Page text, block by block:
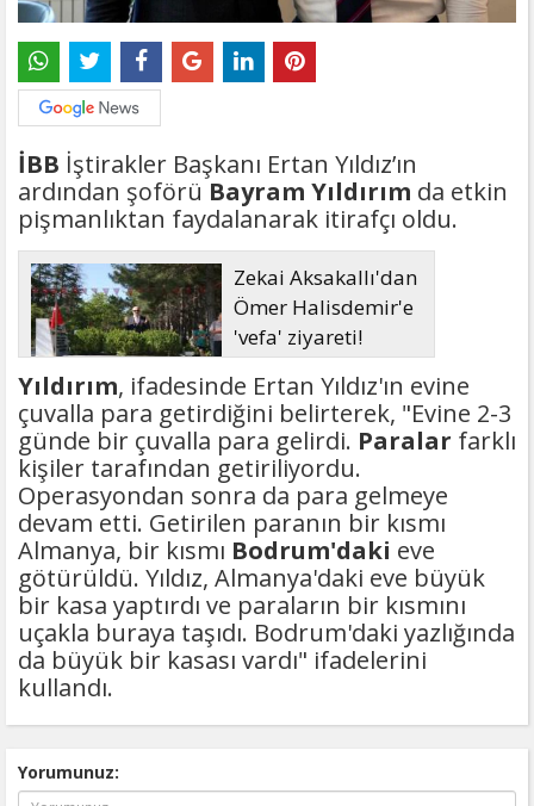
İBB İştirakler Başkanı Ertan Yıldız’ın
ardından şoförü Bayram Yıldırım da etkin
pişmanlıktan faydalanarak itirafçı oldu.
Zekai Aksakallı'dan
Ömer Halisdemir'e
'vefa' ziyareti!
Yıldırım, ifadesinde Ertan Yıldız'ın evine
çuvalla para getirdiğini belirterek, "Evine 2-3
günde bir çuvalla para gelirdi. Paralar farklı
kişiler tarafından getiriliyordu.
Operasyondan sonra da para gelmeye
devam etti. Getirilen paranın bir kısmı
Almanya, bir kısmı Bodrum'daki eve
götürüldü. Yıldız, Almanya'daki eve büyük
bir kasa yaptırdı ve paraların bir kısmını
uçakla buraya taşıdı. Bodrum'daki yazlığında
da büyük bir kasası vardı" ifadelerini
kullandı.
Yorumunuz: